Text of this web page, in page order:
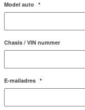
Model auto *
Chasis / VIN nummer
E-mailadres *